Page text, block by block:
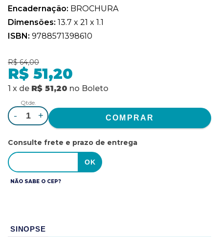
Encadernação: BROCHURA
Dimensões: 13.7 x 21 x 1.1
ISBN: 9788571398610
R$ 64,00
R$ 51,20
1 x de R$ 51,20 no Boleto
Qtde.
- +
Consulte frete e prazo de entrega
NÃO SABE O CEP?
SINOPSE